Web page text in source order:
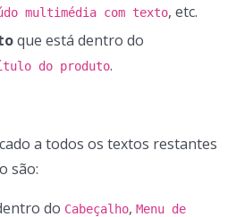
multimédia com texto, etc.
que está dentro do
do produto.
a todos os textos restantes
são:
do Cabeçalho, Menu de